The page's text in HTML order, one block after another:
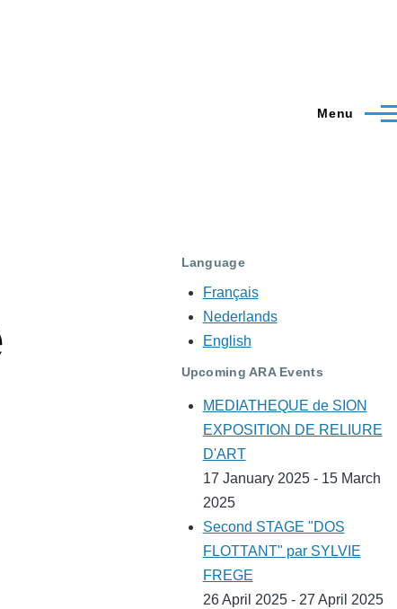
Menu
Language
Français
Nederlands
English
Upcoming ARA Events
MEDIATHEQUE de SION
EXPOSITION DE RELIURE
D'ART
17 January 2025 - 15 March
2025
Second STAGE "DOS
FLOTTANT" par SYLVIE
FREGE
26 April 2025 - 27 April 2025